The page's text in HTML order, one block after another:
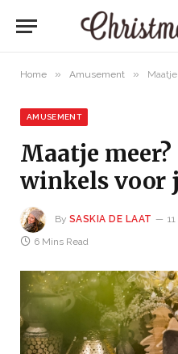
Home » Amusement » Maatje
AMUSEMENT
Maatje
winkels voor
By SASKIA DE LAAT
6 Mins Read